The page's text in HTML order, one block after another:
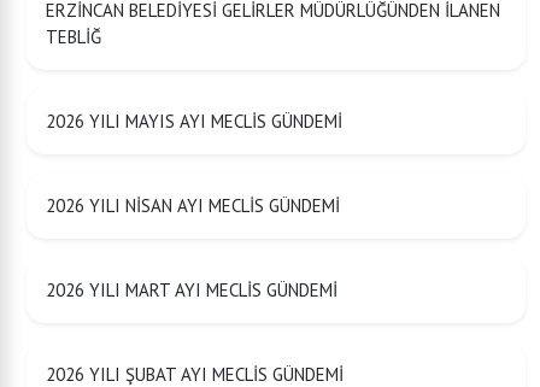
ERZİNCAN BELEDİYESİ GELİRLER MÜDÜRLÜĞÜNDEN İLANEN
TEBLİĞ
2026 YILI MAYIS AYI MECLİS GÜNDEMİ
2026 YILI NİSAN AYI MECLİS GÜNDEMİ
2026 YILI MART AYI MECLİS GÜNDEMİ
2026 YILI ŞUBAT AYI MECLİS GÜNDEMİ